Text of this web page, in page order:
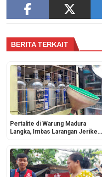
BERITA TERKAIT
Pertalite di Warung Madura
Langka, Imbas Larangan Jeriken